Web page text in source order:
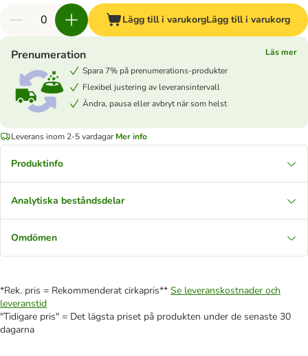
Lägg till i varukorgLägg till i varukorg
Prenumeration
Läs mer
Spara 7% på prenumerations-produkter
Flexibel justering av leveransintervall
Ändra, pausa eller avbryt när som helst
Leverans inom 2-5 vardagar Mer info
Produktinfo
Analytiska beståndsdelar
Omdömen
*Rek. pris = Rekommenderat cirkapris** Se leveranskostnader och
leveranstid
"Tidigare pris" = Det lägsta priset på produkten under de senaste 30
dagarna